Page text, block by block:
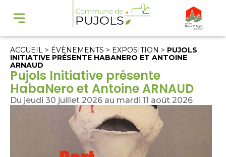
ACCUEIL > ÉVÈNEMENTS > EXPOSITION > PUJOLS
INITIATIVE PRÉSENTE HABANERO ET ANTOINE
ARNAUD
Pujols Initiative présente
HabaNero et Antoine ARNAUD
Du jeudi 30 juillet 2026 au mardi 11 août 2026